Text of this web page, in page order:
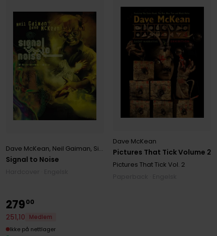
Signal to Noise
Dave McKean, Neil Gaiman, Sierra Hahn Pictures That Tick Volume 2
Dave McKean
Pictures That Tick Vol. 2
27900
251,10
Medlem
Ikke på nettlager